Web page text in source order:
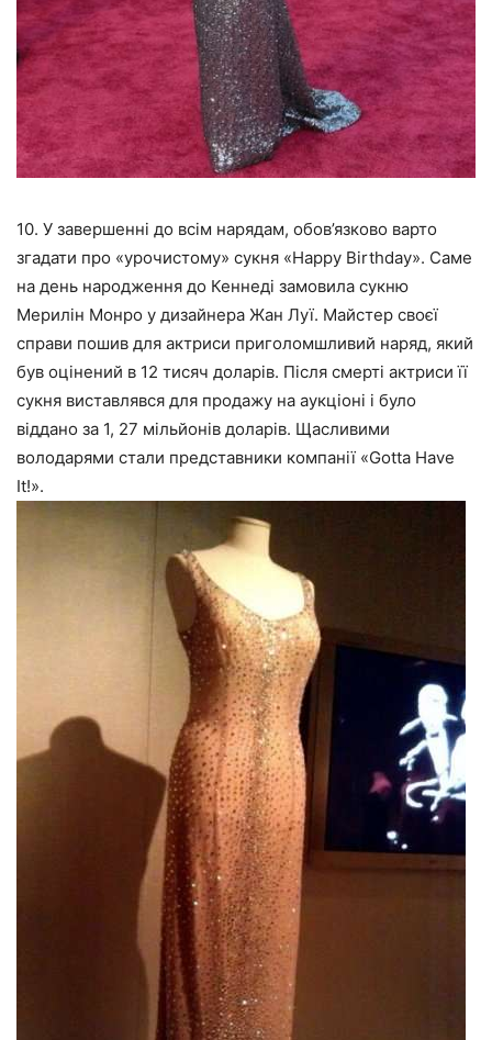
10. У завершенні до всім нарядам, обов’язково варто
згадати про «урочистому» сукня «Happy Birthday». Саме
на день народження до Кеннеді замовила сукню
Мерилін Монро у дизайнера Жан Луї. Майстер своєї
справи пошив для актриси приголомшливий наряд, який
був оцінений в 12 тисяч доларів. Після смерті актриси її
сукня виставлявся для продажу на аукціоні і було
віддано за 1, 27 мільйонів доларів. Щасливими
володарями стали представники компанії «Gotta Have
It!».